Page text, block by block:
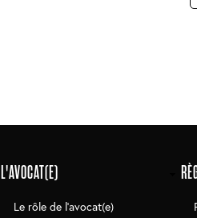
L'AVOCAT(E)
Le rôle de l'avocat(e)